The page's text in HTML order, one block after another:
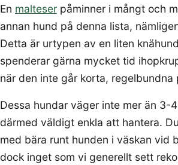
En malteser påminner i mångt och
annan hund på denna lista,
Detta är urtypen av en liten
spenderar gärna mycket tid
när den inte går korta, regelbundna
Dessa hundar väger inte mer än 3-
därmed väldigt enkla att hantera.
med bära runt hunden i väskan vid
dock inget som vi generellt sett